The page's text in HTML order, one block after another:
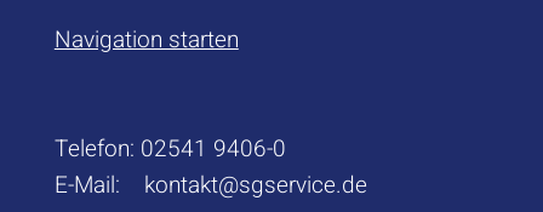
Navigation starten
Telefon: 02541 9406-0
E-Mail: kontakt@sgservice.de